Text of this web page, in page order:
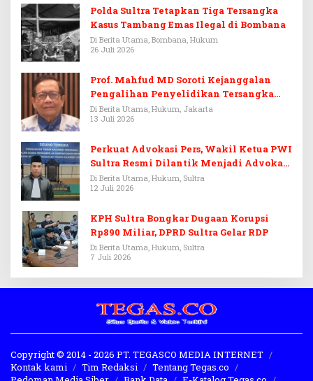
Polda Sultra Tetapkan Tiga Tersangka
Kasus Tambang Emas Ilegal di Bombana
Di Berita Utama, Bombana, Hukum
26 Juli 2026
Prof. Mahfud MD Soroti Kejanggalan
Pengalihan Penyelidikan Tersangka
Febrie Adriansyah
Di Berita Utama, Hukum, Jakarta
13 Juli 2026
Perkuat Advokasi Pers, Wakil Ketua PWI
Sultra Resmi Dilantik Menjadi Advokat
PERADI
Di Berita Utama, Hukum, Sultra
12 Juli 2026
KPH Sultra Bongkar Dugaan Korupsi
Rp890 Miliar, DPRD Sultra Gelar RDP
Di Berita Utama, Hukum, Sultra
7 Juli 2026
Copyright © 2014 - 2026 PT. TEGASCO MEDIA INTERNET
Kontak kami
Tim Redaksi
Tentang Tegas.co